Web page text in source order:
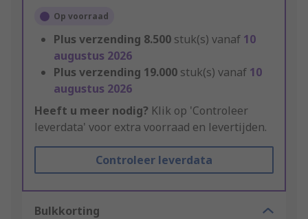
Op voorraad
Plus verzending 8.500 stuk(s) vanaf 10
augustus 2026
Plus verzending 19.000 stuk(s) vanaf 10
augustus 2026
Heeft u meer nodig? Klik op 'Controleer
leverdata' voor extra voorraad en levertijden.
Controleer leverdata
Bulkkorting